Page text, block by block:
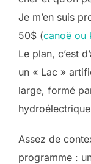
Je m’en suis
50$ (canoë ou
Le plan, c’est
un « Lac »
large, formé
Assez de
programme :